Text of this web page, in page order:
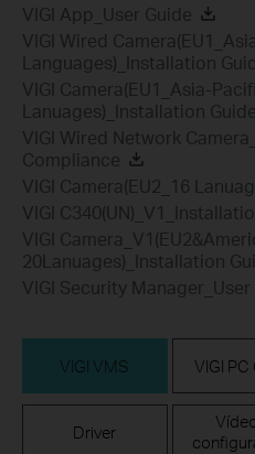
VIGI App_User Guide
VIGI Wired
Languages)_Installation
VIGI Camera(EU1_Asia-
Lanuages)_Installation Guide
VIGI Wired Network
Compliance
VIGI Camera(EU2_16
VIGI
VIGI
20Lanuages)_Installation
VIGI Security Manager_User
VIGI VMS VIGI
Driver